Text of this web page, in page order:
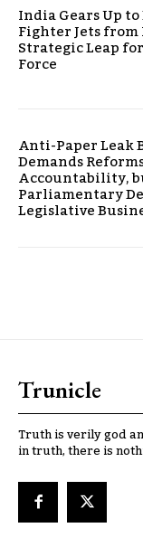
India Gears Up to
Fighter Jets from
Strategic Leap
Force
Anti-Paper Leak
Demands
Accountability,
Parliamentary
Legislative
Trunicle
Truth is verily god
in truth, there is